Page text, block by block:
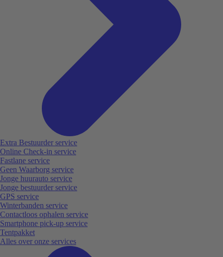
Extra Bestuurder service
Online Check-in service
Fastlane service
Geen Waarborg service
Jonge huurauto service
Jonge bestuurder service
GPS service
Winterbanden service
Contactloos ophalen service
Smartphone pick-up service
Tentpakket
Alles over onze services